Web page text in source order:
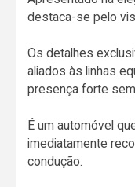
destaca-se pelo
Os detalhes
aliados às linhas
presença forte
É um automóvel
imediatamente
condução.